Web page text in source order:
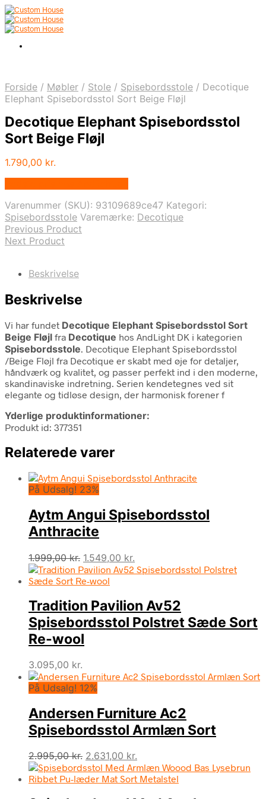
Forside / Møbler / Stole / Spisebordsstole / Decotique
Elephant Spisebordsstol Sort Beige Fløjl
Decotique Elephant Spisebordsstol
Sort Beige Fløjl
1.790,00 kr.
Varenummer (SKU): 93109689ce47 Kategori:
Spisebordsstole Varemærke: Decotique
Previous Product
Next Product
Beskrivelse
Beskrivelse
Vi har fundet Decotique Elephant Spisebordsstol Sort
Beige Fløjl fra Decotique hos AndLight DK i kategorien
Spisebordsstole. Decotique Elephant Spisebordsstol
/Beige Fløjl fra Decotique er skabt med øje for detaljer,
håndværk og kvalitet, og passer perfekt ind i den moderne,
skandinaviske indretning. Serien kendetegnes ved sit
elegante og tidløse design, der harmonisk forener f
Yderlige produktinformationer:
Produkt id: 377351
Relaterede varer
På Udsalg! 23%
Aytm Angui Spisebordsstol
Anthracite
1.999,00kr. Den
oprindelige
pris
1.999,00 kr..
1.549,00 kr.
aktuelle
1.549,00 kr..
Tradition Pavilion Av52
Spisebordsstol Polstret Sæde Sort
Re-wool
3.095,00 kr.
På Udsalg! 12%
Andersen Furniture Ac2
Spisebordsstol Armlæn Sort
2.995,00kr. Den
oprindelige
pris
2.631,00 kr.
aktuelle
pris